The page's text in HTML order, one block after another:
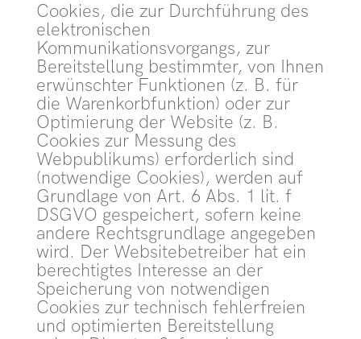
Cookies, die zur Durchführung des
elektronischen
Kommunikationsvorgangs, zur
Bereitstellung bestimmter, von Ihnen
erwünschter Funktionen (z. B. für
die Warenkorbfunktion) oder zur
Optimierung der Website (z. B.
Cookies zur Messung des
Webpublikums) erforderlich sind
(notwendige Cookies), werden auf
Grundlage von Art. 6 Abs. 1 lit. f
DSGVO gespeichert, sofern keine
andere Rechtsgrundlage angegeben
wird. Der Websitebetreiber hat ein
berechtigtes Interesse an der
Speicherung von notwendigen
Cookies zur technisch fehlerfreien
und optimierten Bereitstellung